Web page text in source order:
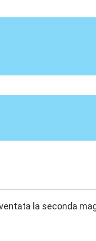
la seconda